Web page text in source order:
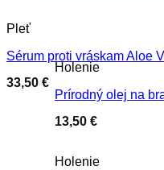
Holenie
Prírodný olej na
13,50 €
Holenie
Pleť
Sérum proti vráskam Aloe
33,50 €